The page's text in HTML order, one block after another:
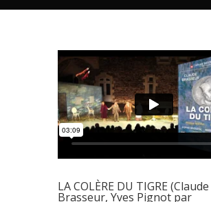
LA COLÈRE DU TIGRE (Claude
Brasseur, Yves Pignot par